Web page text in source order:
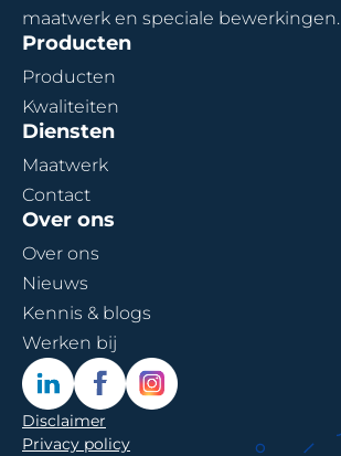
maatwerk en speciale bewerkingen.
Producten
Producten
Kwaliteiten
Diensten
Maatwerk
Contact
Over ons
Over ons
Nieuws
Kennis & blogs
Werken bij
Disclaimer
Privacy policy